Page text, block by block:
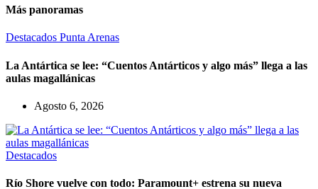
Más panoramas
Destacados Punta Arenas
La Antártica se lee: “Cuentos Antárticos y algo más” llega a las
aulas magallánicas
Agosto 6, 2026
Destacados
Río Shore vuelve con todo: Paramount+ estrena su nueva